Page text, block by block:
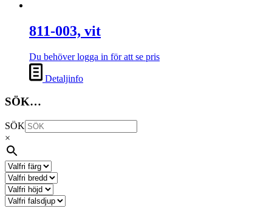
811-003, vit
Du behöver logga in för att se pris
Detaljinfo
SÖK…
SÖK
×